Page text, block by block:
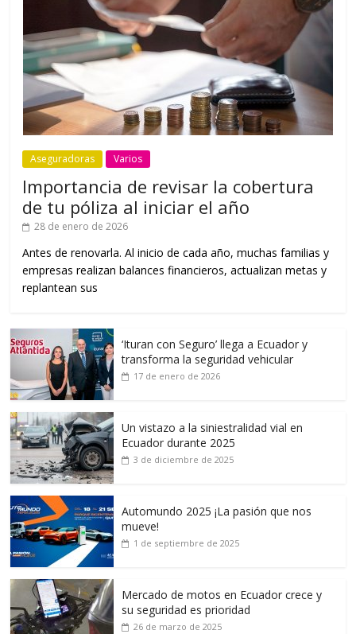
Aseguradoras Varios
Importancia de revisar la cobertura
de tu póliza al iniciar el año
28 de enero de 2026
Antes de renovarla. Al inicio de cada año, muchas familias y
empresas realizan balances financieros, actualizan metas y
replantean sus
‘Ituran con Seguro’ llega a Ecuador y
transforma la seguridad vehicular
17 de enero de 2026
Un vistazo a la siniestralidad vial en
Ecuador durante 2025
3 de diciembre de 2025
Automundo 2025 ¡La pasión que nos
mueve!
1 de septiembre de 2025
Mercado de motos en Ecuador crece y
su seguridad es prioridad
26 de marzo de 2025